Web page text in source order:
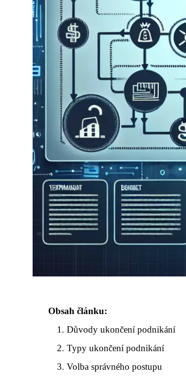
Obsah článku:
Důvody ukončení podnikání
Typy ukončení podnikání
Volba správného postupu